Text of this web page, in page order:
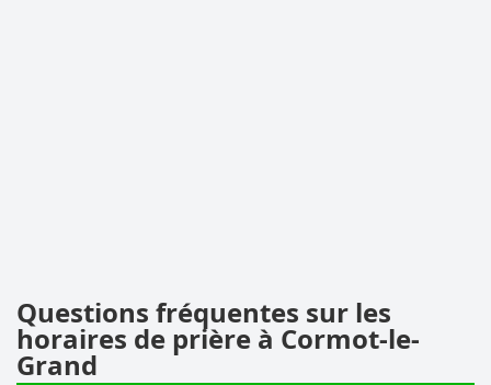
Questions fréquentes sur les
horaires de prière à Cormot-le-
Grand